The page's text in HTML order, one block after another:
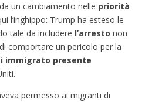
un cambiamento nelle priorità
l’inghippo: Trump ha esteso le
tale da includere l’arresto non
comportare un pericolo per la
immigrato presente
permesso ai migranti di